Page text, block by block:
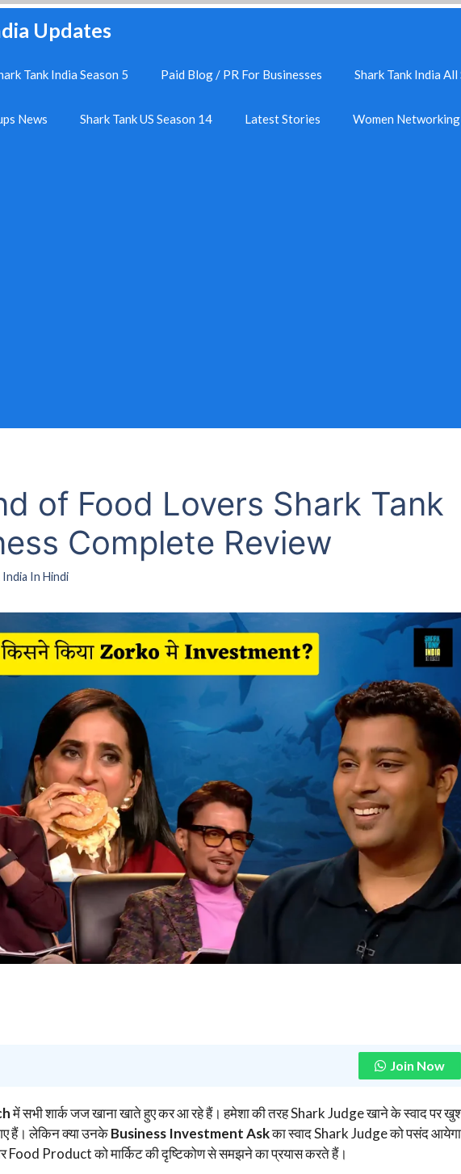
Updates
Tank India Season 5 Paid Blog / PR For Businesses Shark Tank India All
News Shark Tank US Season 14 Latest Stories Women
of Food Lovers Shark Tank
Complete Review
India In Hindi
Join Now
में सभी शार्क जज खाना खाते हुए कर आ रहे हैं। हमेशा की तरह Shark Judge खाने के स्वाद पर
गए हैं। लेकिन क्या उनकेBusiness Investment Askका स्वाद Shark Judge को पसंद
Product को मार्किट की दृष्टिकोण से समझने का प्रयास करते हैं।